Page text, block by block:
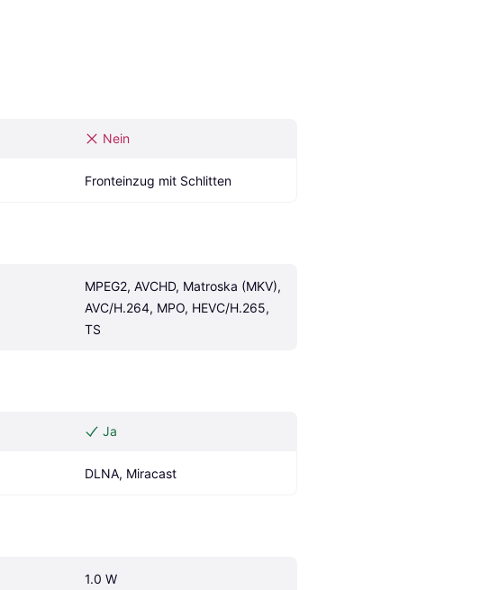
Nein
Fronteinzug mit Schlitten
MPEG2, AVCHD, Matroska (MKV),
AVC/H.264, MPO, HEVC/H.265,
TS
Ja
DLNA, Miracast
1.0 W